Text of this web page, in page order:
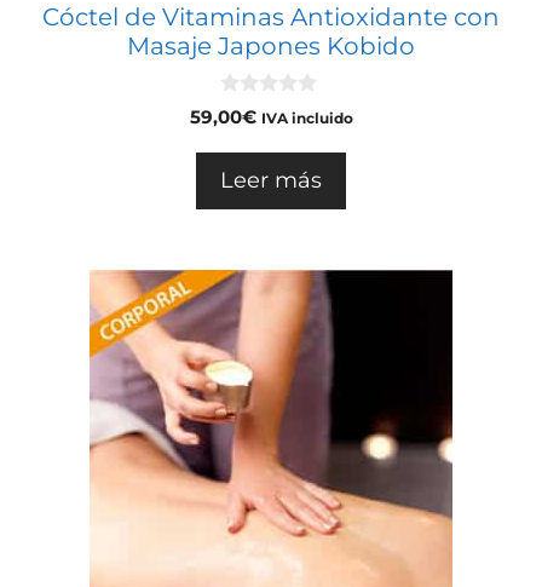
Cóctel de Vitaminas Antioxidante con
Masaje Japones Kobido
0
d
59,00€ IVA incluido
Leer más